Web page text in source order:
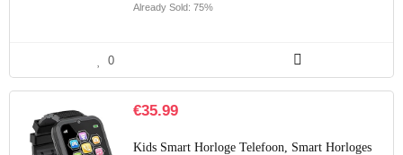
Already Sold: 75%
0
€35.99
Kids Smart Horloge Telefoon, Smart Horloges